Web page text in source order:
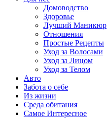
Домоводство
Здоровье
Лучший Маникюр
Отношения
Простые Рецепты
Уход за Волосами
Уход за Лицом
Уход за Телом
Авто
Забота о себе
Из жизни
Среда обитания
Самое Интересное